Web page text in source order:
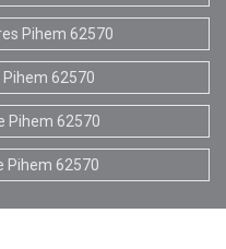
Pihem 62570
62570
Pihem 62570
Pihem 62570